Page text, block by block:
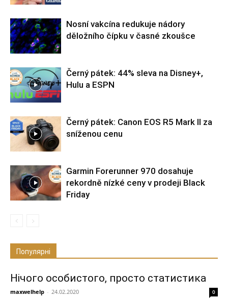
Nosní vakcína redukuje nádory
děložního čípku v časné zkoušce
Černý pátek: 44% sleva na Disney+,
Hulu a ESPN
Černý pátek: Canon EOS R5 Mark II za
sníženou cenu
Garmin Forerunner 970 dosahuje
rekordně nízké ceny v prodeji Black
Friday
Популярні
Нічого особистого, просто статистика
maxwelhelp - 24.02.2020 0